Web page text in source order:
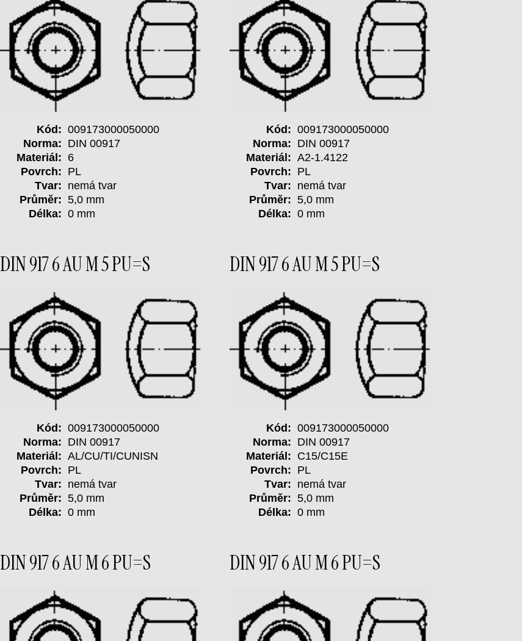
Kód: 009173000050000
Norma: DIN 00917
Materiál: 6
Povrch: PL
Tvar: nemá tvar
Průměr: 5,0 mm
Délka: 0 mm
Kód: 009173000050000
Norma: DIN 00917
Materiál: A2-1.4122
Povrch: PL
Tvar: nemá tvar
Průměr: 5,0 mm
Délka: 0 mm
DIN 917 6 AU M 5 PU=S
Kód: 009173000050000
Norma: DIN 00917
Materiál: AL/CU/TI/CUNISN
Povrch: PL
Tvar: nemá tvar
Průměr: 5,0 mm
Délka: 0 mm
DIN 917 6 AU M 5 PU=S
Kód: 009173000050000
Norma: DIN 00917
Materiál: C15/C15E
Povrch: PL
Tvar: nemá tvar
Průměr: 5,0 mm
Délka: 0 mm
DIN 917 6 AU M 6 PU=S DIN 917 6 AU M 6 PU=S